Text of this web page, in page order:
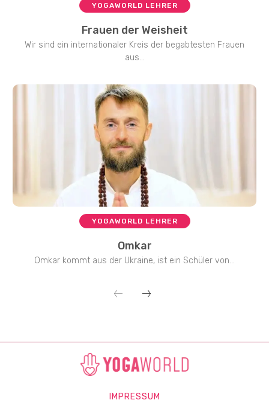
YOGAWORLD LEHRER
Frauen der Weisheit
Wir sind ein internationaler Kreis der begabtesten Frauen
aus...
YOGAWORLD LEHRER
Omkar
Omkar kommt aus der Ukraine, ist ein Schüler von...
IMPRESSUM